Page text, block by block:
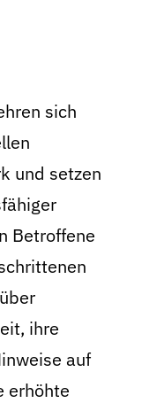
sich
und setzen
Betroffene
ihre
auf
erhöhte